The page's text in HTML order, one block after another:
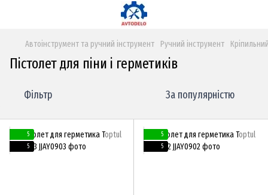
Автоінструмент та ручний інструмент Ручний інструмент
Пістолет для піни і герметиків
Фільтр За популярністю
5
5
5
5